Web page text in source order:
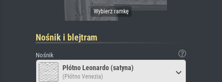
Nośnik i blejtram
Nośnik
Płótno Leonardo (satyna)
(Płótno Venezia)